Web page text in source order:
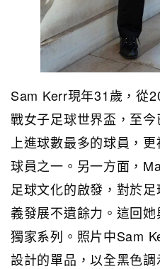
Sam Kerr現年31歲，從
戰女子足球世界盃，至
上進球數最多的球員，
球員之一。另一方面，
足球文化的啟發，對於
義發展不遺餘力。這回
獨家系列。照片中Sam
設計的單品，以全黑色